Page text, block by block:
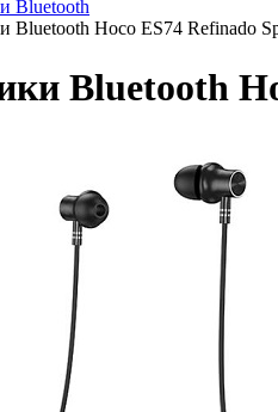
Bluetooth
Bluetooth Hoco ES74 Refinado
Bluetooth